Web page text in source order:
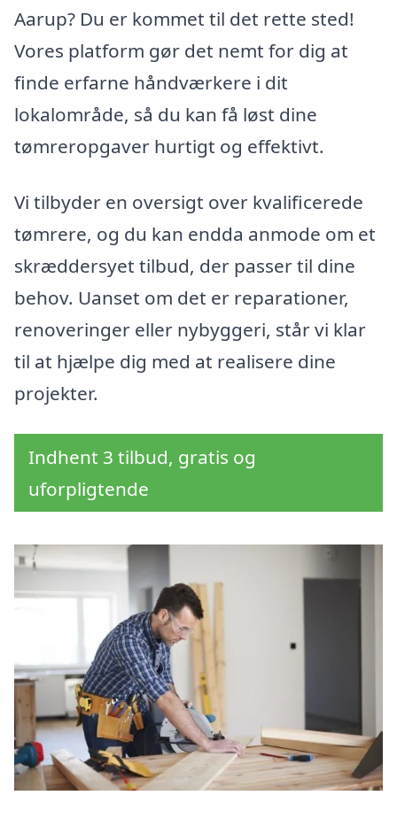
Aarup? Du er kommet til det rette sted!
Vores platform gør det nemt for dig at
finde erfarne håndværkere i dit
lokalområde, så du kan få løst dine
tømreropgaver hurtigt og effektivt.
Vi tilbyder en oversigt over kvalificerede
tømrere, og du kan endda anmode om et
skræddersyet tilbud, der passer til dine
behov. Uanset om det er reparationer,
renoveringer eller nybyggeri, står vi klar
til at hjælpe dig med at realisere dine
projekter.
Indhent 3 tilbud, gratis og
uforpligtende